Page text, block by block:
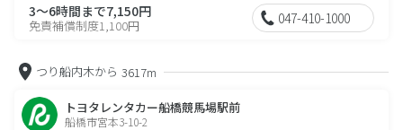
3～6時間まで7,150円
免責補償制度1,100円 047-410-1000
つり船内木から 3617m
トヨタレンタカー船橋競馬場駅前
船橋市宮本3-10-2